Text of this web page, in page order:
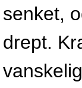
senket,
drept.